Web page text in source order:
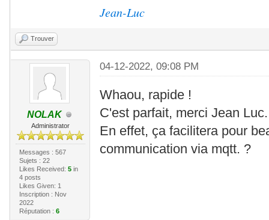
Jean-Luc
Trouver
NOLAK
Administrator
Messages : 567
Sujets : 22
Likes Received: 5in
4 posts
Likes Given: 1
Inscription : Nov
2022
Réputation : 6
04-12-2022, 09:08 PM
Whaou, rapide !
C'est parfait, merci Jean Luc.
En effet, ça facilitera pour
communication via mqtt. ?